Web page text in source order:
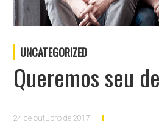
UNCATEGORIZED
Queremos seu
24 de outubro de 2017